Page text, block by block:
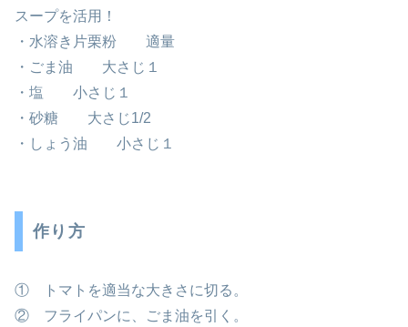
スープを活用！
・水溶き片栗粉 適量
・ごま油 大さじ１
・塩 小さじ１
・砂糖 大さじ1/2
・しょう油 小さじ１
作り方
① トマトを適当な大きさに切る。
② フライパンに、ごま油を引く。